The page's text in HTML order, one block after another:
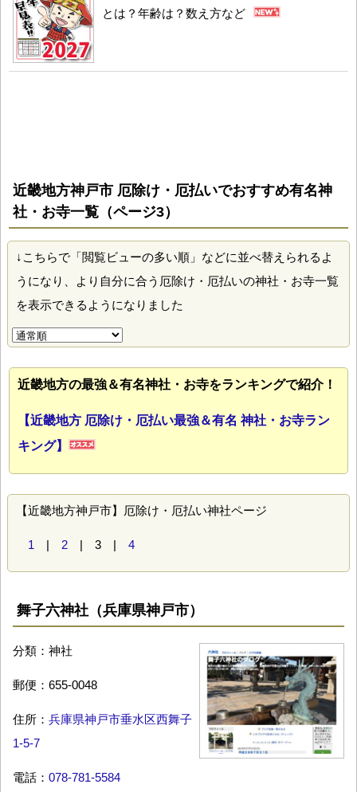
とは？年齢は？数え方など
近畿地方神戸市 厄除け・厄払いでおすすめ有名神
社・お寺一覧（ページ3）
↓こちらで「閲覧ビューの多い順」などに並べ替えられるよ
うになり、より自分に合う厄除け・厄払いの神社・お寺一覧
を表示できるようになりました
近畿地方の最強＆有名神社・お寺をランキングで紹介！
【近畿地方 厄除け・厄払い最強＆有名 神社・お寺ラン
キング】
【近畿地方神戸市】厄除け・厄払い神社ページ
1 | 2 | 3 | 4
舞子六神社（兵庫県神戸市）
分類：神社
郵便：655-0048
住所： 兵庫県神戸市垂水区西舞子
1-5-7
電話： 078-781-5584